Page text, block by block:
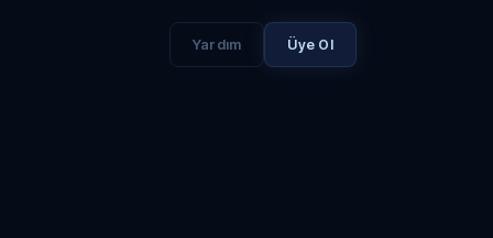
Yardım Üye Ol